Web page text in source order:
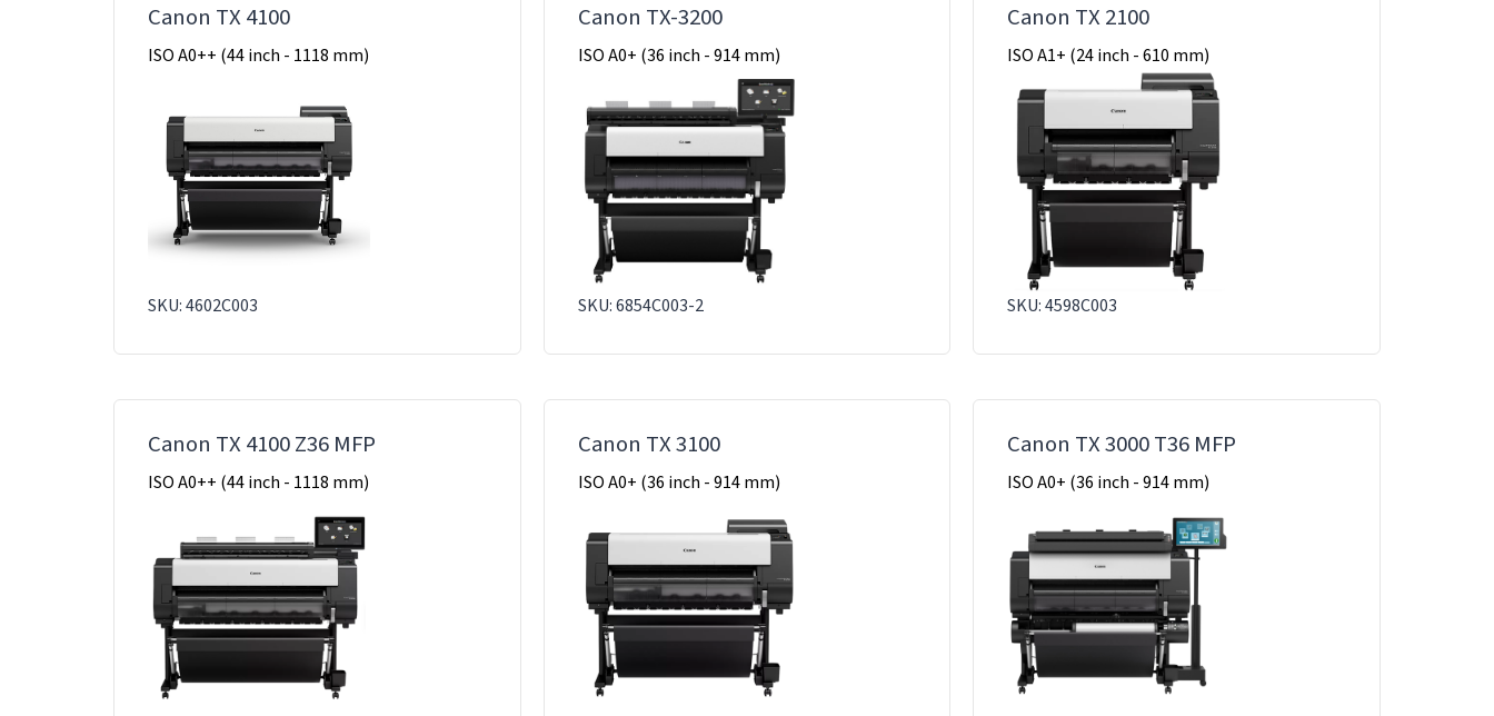
Canon TX 4100
ISO A0++ (44 inch - 1118 mm)
SKU: 4602C003
Canon TX-3200
ISO A0+ (36 inch - 914 mm)
SKU: 6854C003-2
Canon TX 2100
ISO A1+ (24 inch - 610 mm)
SKU: 4598C003
Canon TX 4100 Z36 MFP
ISO A0++ (44 inch - 1118 mm)
Canon TX 3100
ISO A0+ (36 inch - 914 mm)
Canon TX 3000 T36 MFP
ISO A0+ (36 inch - 914 mm)